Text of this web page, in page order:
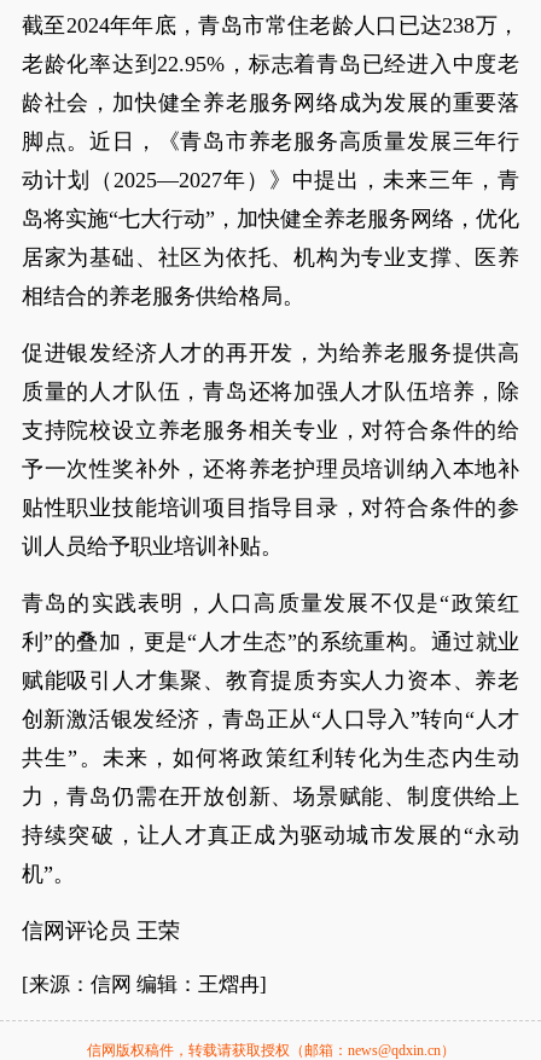
截至2024年年底，青岛市常住老龄人口已达238万，
老龄化率达到22.95%，标志着青岛已经进入中度老
龄社会，加快健全养老服务网络成为发展的重要落
脚点。近日，《青岛市养老服务高质量发展三年行
动计划（2025—2027年）》中提出，未来三年，青
岛将实施“七大行动”，加快健全养老服务网络，优化
居家为基础、社区为依托、机构为专业支撑、医养
相结合的养老服务供给格局。
促进银发经济人才的再开发，为给养老服务提供高
质量的人才队伍，青岛还将加强人才队伍培养，除
支持院校设立养老服务相关专业，对符合条件的给
予一次性奖补外，还将养老护理员培训纳入本地补
贴性职业技能培训项目指导目录，对符合条件的参
训人员给予职业培训补贴。
青岛的实践表明，人口高质量发展不仅是“政策红
利”的叠加，更是“人才生态”的系统重构。通过就业
赋能吸引人才集聚、教育提质夯实人力资本、养老
创新激活银发经济，青岛正从“人口导入”转向“人才
共生”。未来，如何将政策红利转化为生态内生动
力，青岛仍需在开放创新、场景赋能、制度供给上
持续突破，让人才真正成为驱动城市发展的“永动
机”。
信网评论员 王荣
[来源：信网 编辑：王熠冉]
信网版权稿件，转载请获取授权（邮箱：news@qdxin.cn）